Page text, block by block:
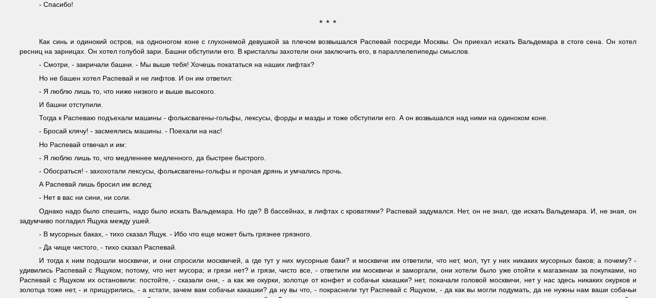
- Спасибо!
* * *
Как синь и одинокий остров, на одноногом коне с глухонемой девушкой за плечом возвышался Распевай посреди Москвы. Он приехал искать Вальдемара в стоге сена. Он хотел
ресниц на зарницах. Он хотел голубой зари. Башни обступили его. В кристаллы захотели они заключить его, в параллелепипеды смыслов.
- Смотри, - закричали башни. - Мы выше тебя! Хочешь покататься на наших лифтах?
Но не башен хотел Распевай и не лифтов. И он им ответил:
- Я люблю лишь то, что ниже низкого и выше высокого.
И башни отступили.
Тогда к Распеваю подъехали машины - фольксвагены-гольфы, лексусы, форды и мазды и тоже обступили его. А он возвышался над ними на одиноком коне.
- Бросай клячу! - засмеялись машины. - Поехали на нас!
Но Распевай отвечал и им:
- Я люблю лишь то, что медленнее медленного, да быстрее быстрого.
- Обосраться! - захохотали лексусы, фольксвагены-гольфы и прочая дрянь и умчались прочь.
А Распевай лишь бросил им вслед:
- Нет в вас ни сини, ни соли.
Однако надо было спешить, надо было искать Вальдемара. Но где? В бассейнах, в лифтах с кроватями? Распевай задумался. Нет, он не знал, где искать Вальдемара. И, не зная, он
задумчиво погладил Ящука между ушей.
- В мусорных баках, - тихо сказал Ящук. - Ибо что еще может быть грязнее грязного.
- Да чище чистого, - тихо сказал Распевай.
И тогда к ним подошли москвичи, и они спросили москвичей, а где тут у них мусорные баки? и москвичи им ответили, что нет, мол, тут у них никаких мусорных баков; а почему? -
удивились Распевай с Ящуком; потому, что нет мусора; и грязи нет? и грязи, чисто все, - ответили им москвичи и заморгали, они хотели было уже отойти к магазинам за покупками, но
Распевай с Ящуком их остановили: постойте, - сказали они, - а как же окурки, золотце от конфет и собачьи какашки? нет, покачали головой москвичи, нет у нас здесь никаких окурков и
золотца тоже нет, - и прищурились, - а кстати, зачем вам собачьи какашки? да ну вы что, - покраснели тут Распевай с Ящуком, - да как вы могли подумать, да не нужны нам ваши собачьи